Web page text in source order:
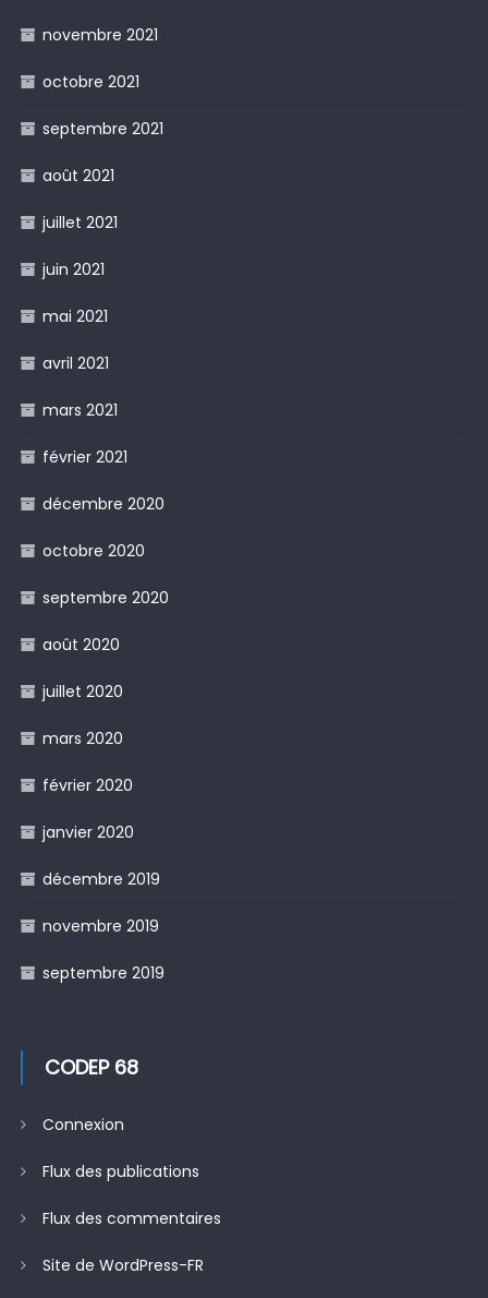
novembre 2021
octobre 2021
septembre 2021
août 2021
juillet 2021
juin 2021
mai 2021
avril 2021
mars 2021
février 2021
décembre 2020
octobre 2020
septembre 2020
août 2020
juillet 2020
mars 2020
février 2020
janvier 2020
décembre 2019
novembre 2019
septembre 2019
CODEP 68
Connexion
Flux des publications
Flux des commentaires
Site de WordPress-FR